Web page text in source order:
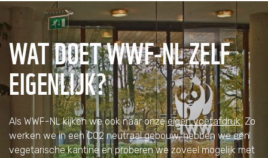
WAT DOET WWF-NL ZELF
EIGENLIJK?
Als WWF-NL kijken we ook naar onzeeigen voetafdruk. Zo
werken we in een CO2 neutraal gebouw, hebben we een
vegetarische kantine en proberen we zoveel mogelijk met